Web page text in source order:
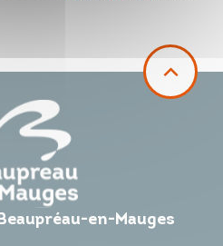
en-Mauges